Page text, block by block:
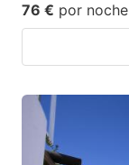
76 € por noche